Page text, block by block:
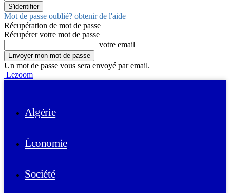
Mot de passe oublié? obtenir de l'aide
Récupération de mot de passe
Récupérer votre mot de passe
votre email
Un mot de passe vous sera envoyé par email.
Lezoom
Algérie
Économie
Société